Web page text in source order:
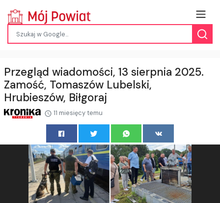
Przegląd wiadomości, 13 sierpnia 2025.
Zamość, Tomaszów Lubelski,
Hrubieszów, Biłgoraj
11 miesięcy temu